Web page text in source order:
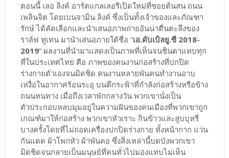
ตอนนี้ เลอ ลิงค์ อาร์ตแกลเลอรีเปิดใหม่ที่ซอยต้นสน ถนน
เพลินจิต โดยเบนจามิน ลิงค์ ซึ่งเป็นทั้งเจ้าของและภัณฑา
รักษ์ ได้คัดเลือกและนำเสนอภาพถ่ายอันน่าตื่นตะลึงของ
ราล์ฟ ทูเทน มานำเสนอภายใต้ชื่อ “เอ.ดับเบิลยู.ซี 2018-
2019” ผลงานที่นำมาแสดงเป็นภาพที่เห็นจนชินตาแทบทุก
ที่ในประเทศไทย คือ ภาพของคนงานก่อสร้างที่ปกปิด
ร่างกายตัวเองจนมิดชิด คนงานหลายพันคนทำงานอาบ
เหงื่อในอากาศร้อนระอุ บนตึกระฟ้าที่กำลังก่อสร้างหรือข้าง
ถนนหนทาง เมื่อถึงเวลาพักกลางวัน พวกเขานั่งเป็น
ตัวประกอบหลบมุมอยู่ในความฝันของคนเมืองที่พวกเขาถูก
เกณฑ์มาให้ก่อสร้าง พวกเขาหัวเราะ กินข้าวและสูบบุหรี่
บางครั้งโดยที่ไม่ถอดเครื่องปกปิดร่างกาย ทั้งหน้ากาก แว่น
กันแดด ผ้าโพกหัว ผ้าพันคอ ซึ่งสิ่งเหล่านี้บดบังพวกเขา
มิดชิดจนกลายเป็นมนุษย์ที่คนทั่วไปมองแทบไม่เห็น